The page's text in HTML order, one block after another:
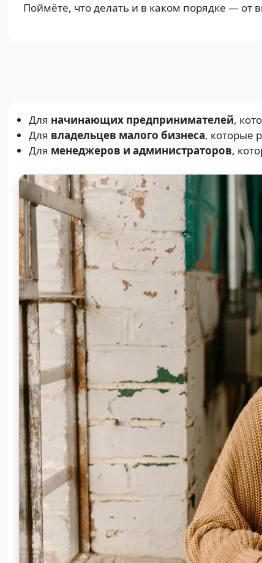
Поймёте, что делать и в каком порядке — от
Для начинающих предпринимателей,
Для владельцев малого бизнеса, которые
Для менеджеров и администраторов,